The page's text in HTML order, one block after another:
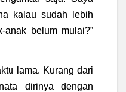
kalau sudah lebih
belum mulai?”
lama. Kurang dari
dirinya dengan